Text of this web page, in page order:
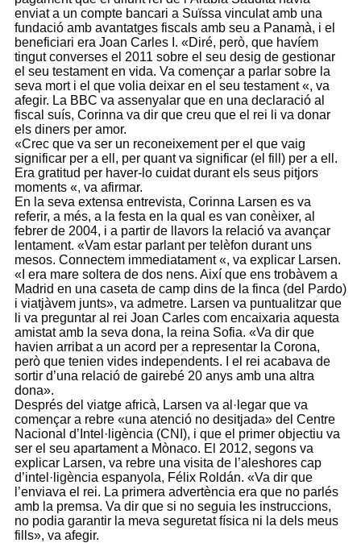
enviat a un compte bancari a Suïssa vinculat amb una
fundació amb avantatges fiscals amb seu a Panamà, i el
beneficiari era Joan Carles I. «Diré, però, que havíem
tingut converses el 2011 sobre el seu desig de gestionar
el seu testament en vida. Va començar a parlar sobre la
seva mort i el que volia deixar en el seu testament «, va
afegir. La BBC va assenyalar que en una declaració al
fiscal suís, Corinna va dir que creu que el rei li va donar
els diners per amor.
«Crec que va ser un reconeixement per el que vaig
significar per a ell, per quant va significar (el fill) per a ell.
Era gratitud per haver-lo cuidat durant els seus pitjors
moments «, va afirmar.
En la seva extensa entrevista, Corinna Larsen es va
referir, a més, a la festa en la qual es van conèixer, al
febrer de 2004, i a partir de llavors la relació va avançar
lentament. «Vam estar parlant per telèfon durant uns
mesos. Connectem immediatament «, va explicar Larsen.
«I era mare soltera de dos nens. Així que ens trobàvem a
Madrid en una caseta de camp dins de la finca (del Pardo)
i viatjàvem junts», va admetre. Larsen va puntualitzar que
li va preguntar al rei Joan Carles com encaixaria aquesta
amistat amb la seva dona, la reina Sofia. «Va dir que
havien arribat a un acord per a representar la Corona,
però que tenien vides independents. I el rei acabava de
sortir d’una relació de gairebé 20 anys amb una altra
dona».
Després del viatge africà, Larsen va al·legar que va
començar a rebre «una atenció no desitjada» del Centre
Nacional d’Intel·ligència (CNI), i que el primer objectiu va
ser el seu apartament a Mònaco. El 2012, segons va
explicar Larsen, va rebre una visita de l’aleshores cap
d’intel·ligència espanyola, Félix Roldán. «Va dir que
l’enviava el rei. La primera advertència era que no parlés
amb la premsa. Va dir que si no seguia les instruccions,
no podia garantir la meva seguretat física ni la dels meus
fills», va afegir.